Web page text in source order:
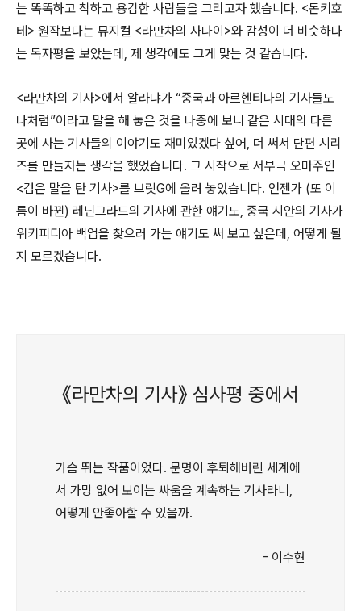
는 똑똑하고 착하고 용감한 사람들을 그리고자 했습니다. <돈키호
테> 원작보다는 뮤지컬 <라만차의 사나이>와 감성이 더 비슷하다
는 독자평을 보았는데, 제 생각에도 그게 맞는 것 같습니다.
<라만차의 기사>에서 알라냐가 “중국과 아르헨티나의 기사들도
나처럼”이라고 말을 해 놓은 것을 나중에 보니 같은 시대의 다른
곳에 사는 기사들의 이야기도 재미있겠다 싶어, 더 써서 단편 시리
즈를 만들자는 생각을 했었습니다. 그 시작으로 서부극 오마주인
<검은 말을 탄 기사>를 브릿G에 올려 놓았습니다. 언젠가 (또 이
름이 바뀐) 레닌그라드의 기사에 관한 얘기도, 중국 시안의 기사가
위키피디아 백업을 찾으러 가는 얘기도 써 보고 싶은데, 어떻게 될
지 모르겠습니다.
《라만차의 기사》 심사평 중에서
가슴 뛰는 작품이었다. 문명이 후퇴해버린 세계에
서 가망 없어 보이는 싸움을 계속하는 기사라니,
어떻게 안좋아할 수 있을까.
- 이수현